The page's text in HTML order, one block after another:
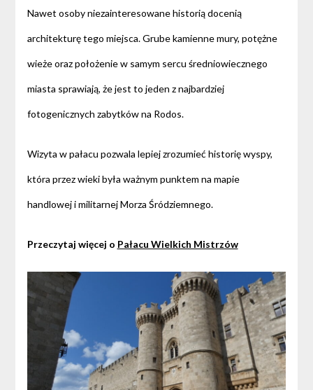
Nawet osoby niezainteresowane historią docenią
architekturę tego miejsca. Grube kamienne mury, potężne
wieże oraz położenie w samym sercu średniowiecznego
miasta sprawiają, że jest to jeden z najbardziej
fotogenicznych zabytków na Rodos.
Wizyta w pałacu pozwala lepiej zrozumieć historię wyspy,
która przez wieki była ważnym punktem na mapie
handlowej i militarnej Morza Śródziemnego.
Przeczytaj więcej o Pałacu Wielkich Mistrzów